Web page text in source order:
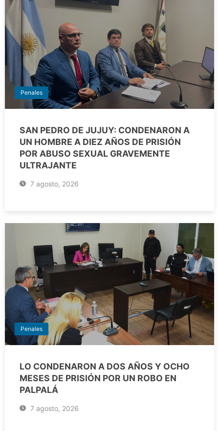
Penales
SAN PEDRO DE JUJUY: CONDENARON A
UN HOMBRE A DIEZ AÑOS DE PRISIÓN
POR ABUSO SEXUAL GRAVEMENTE
ULTRAJANTE
7 agosto, 2026
Penales
LO CONDENARON A DOS AÑOS Y OCHO
MESES DE PRISIÓN POR UN ROBO EN
PALPALÁ
7 agosto, 2026